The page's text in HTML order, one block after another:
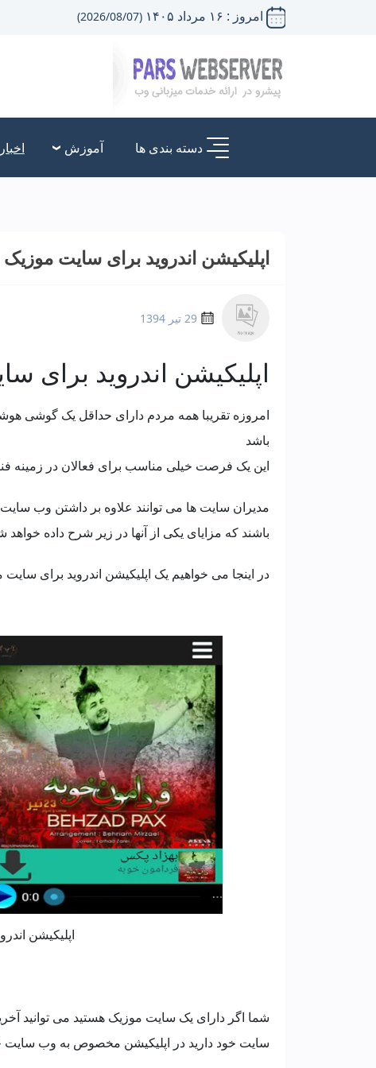
امروز : ۱۶ مرداد ۱۴۰۵ (2026/08/07)
دسته بندی ها آموزش اخبار
اپلیکیشن اندروید برای سایت موزیک
29 تیر 1394
اپلیکیشن اندروید برای
امروزه تقریبا همه مردم دارای حداقل یک گوشی
باشد
این یک فرصت خیلی مناسب برای فعالان در
مدیران سایت ها می توانند علاوه بر داشتن وب
باشند که مزایای یکی از آنها در زیر شرح داده خواهد
در اینجا می خواهیم یک اپلیکیشن اندروید برای
اپلیکیشن
شما اگر دارای یک سایت موزیک هستید می توانید
سایت خود دارید در اپلیکیشن مخصوص به وب سایت